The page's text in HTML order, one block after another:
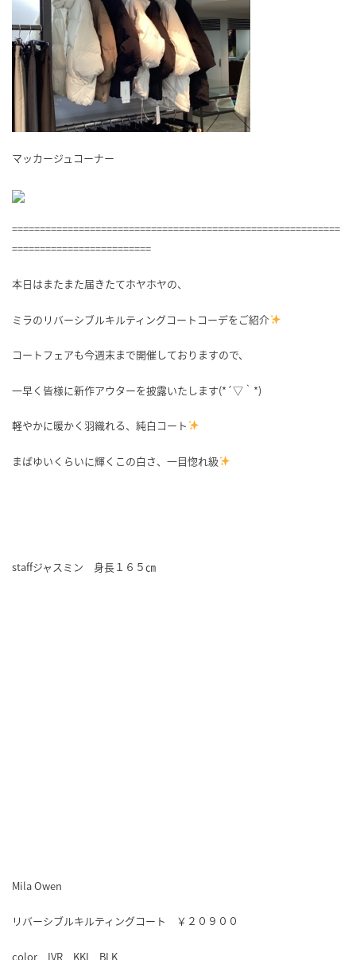
マッカージュコーナー
===========================================================
=========================
本日はまたまた届きたてホヤホヤの、
ミラのリバーシブルキルティングコートコーデをご紹介
コートフェアも今週末まで開催しておりますので、
一早く皆様に新作アウターを披露いたします(*´▽｀*)
軽やかに暖かく羽織れる、純白コート
まばゆいくらいに輝くこの白さ、一目惚れ級
staffジャスミン 身長１６５㎝
Mila Owen
リバーシブルキルティングコート ￥２０９００
color IVR KKI BLK